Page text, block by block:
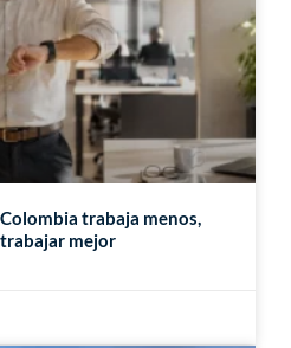
trabaja menos,
mejor